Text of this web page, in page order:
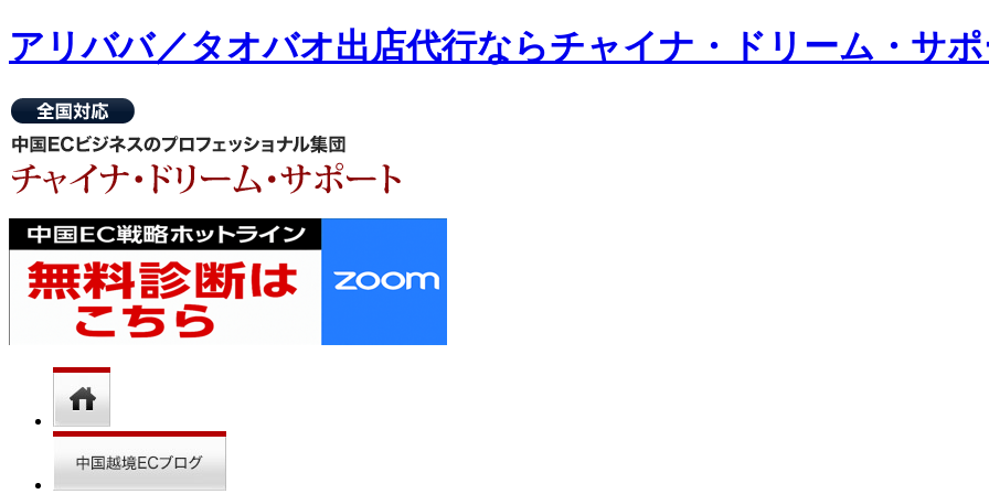
アリババ／タオバオ出店代⾏ならチャイナ・ドリーム・サ